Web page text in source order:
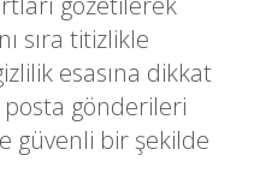
sıra titizlikle
esasına dikkat
gönderileri
güvenli bir şekilde